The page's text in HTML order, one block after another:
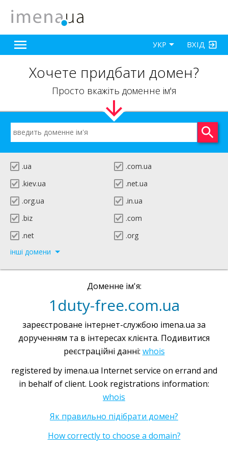
ВХІД
УКР
Хочете придбати домен?
Просто вкажіть доменне ім'я
.ua
.com.ua
.kiev.ua
.net.ua
.org.ua
.in.ua
.biz
.com
.net
.org
інші домени
Доменне ім'я:
1duty-free.com.ua
зареєстроване інтернет-службою imena.ua за
дорученням та в інтересах клієнта. Подивитися
реєстраційні данні: whois
registered by imena.ua Internet service on errand and
in behalf of client. Look registrations information:
whois
Як правильно підібрати домен?
How correctly to choose a domain?